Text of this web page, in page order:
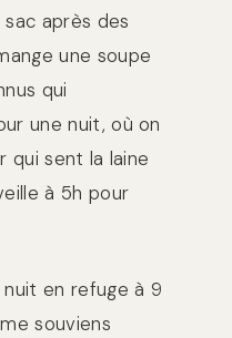
après des
une soupe
qui
une nuit, où on
qui sent la laine
à 5h pour
nuit en refuge à 9
souviens